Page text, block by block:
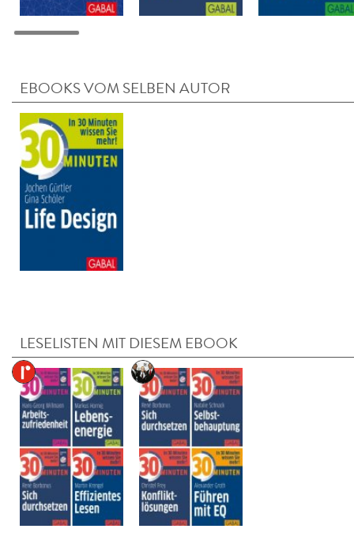
EBOOKS VOM SELBEN AUTOR
LESELISTEN MIT DIESEM EBOOK